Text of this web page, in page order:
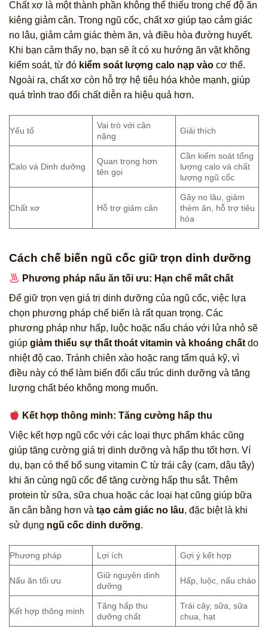
Chất xơ là một thành phần không thể thiếu trong chế độ ăn
kiêng giảm cân. Trong ngũ cốc, chất xơ giúp tạo cảm giác
no lâu, giảm cảm giác thèm ăn, và điều hòa đường huyết.
Khi bạn cảm thấy no, bạn sẽ ít có xu hướng ăn vặt không
kiểm soát, từ đó kiểm soát lượng calo nạp vào cơ thể.
Ngoài ra, chất xơ còn hỗ trợ hệ tiêu hóa khỏe mạnh, giúp
quá trình trao đổi chất diễn ra hiệu quả hơn.
Yếu tố
Vai trò với cân
nặng
Giải thích
Calo và Dinh dưỡng
Quan trọng hơn
tên gọi
Cần kiểm soát tổng
lượng calo và chất
lượng ngũ cốc
Chất xơ Hỗ trợ giảm cân
Gây no lâu, giảm
thèm ăn, hỗ trợ tiêu
hóa
Cách chế biến ngũ cốc giữ trọn dinh dưỡng
Phương pháp nấu ăn tối ưu: Hạn chế mất chất
Để giữ trọn vẹn giá trị dinh dưỡng của ngũ cốc, việc lựa
chọn phương pháp chế biến là rất quan trọng. Các
phương pháp như hấp, luộc hoặc nấu cháo với lửa nhỏ sẽ
giúp giảm thiểu sự thất thoát vitamin và khoáng chất do
nhiệt độ cao. Tránh chiên xào hoặc rang tẩm quá kỹ, vì
điều này có thể làm biến đổi cấu trúc dinh dưỡng và tăng
lượng chất béo không mong muốn.
Kết hợp thông minh: Tăng cường hấp thu
Việc kết hợp ngũ cốc với các loại thực phẩm khác cũng
giúp tăng cường giá trị dinh dưỡng và hấp thu tốt hơn. Ví
dụ, bạn có thể bổ sung vitamin C từ trái cây (cam, dâu tây)
khi ăn cùng ngũ cốc để tăng cường hấp thu sắt. Thêm
protein từ sữa, sữa chua hoặc các loại hạt cũng giúp bữa
ăn cân bằng hơn và tạo cảm giác no lâu, đặc biệt là khi
sử dụng ngũ cốc dinh dưỡng.
Phương pháp Lợi ích Gợi ý kết hợp
Nấu ăn tối ưu
Giữ nguyên dinh
dưỡng
Hấp, luộc, nấu cháo
Kết hợp thông minh
Tăng hấp thu
dưỡng chất
Trái cây, sữa, sữa
chua, hạt